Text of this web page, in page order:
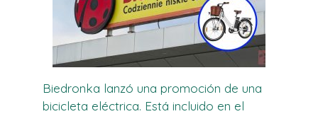
Biedronka lanzó una promoción de una
bicicleta eléctrica. Está incluido en el